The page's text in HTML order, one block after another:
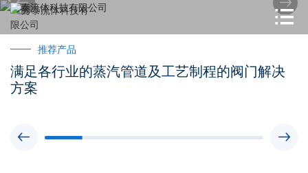
推荐产品
满足各行业的蒸汽管道及工艺制程的阀门解决
方案
 